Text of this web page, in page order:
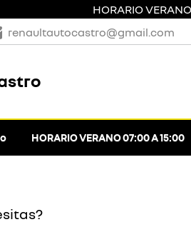
HORARIO
renaultautocastro@gmail.com
HORARIO VERANO 07:00 A 15:00